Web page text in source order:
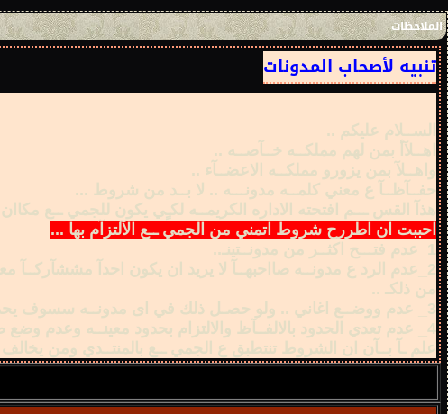
الملاحظات
تنبيه لأصحاب المدونات
الســلام عليكم ..
اهــلآأ بمن لهم مملكــه خــآصــه ..
واهــلآ بمن يزورو مملكــه الاعضــآء ..
حفــآظــآ ع معني كلمــه مدونـــه .. لا بــد من شروط ...
هذآ القس ـــم افتحته الاداره الكريمــه لكـٍي يكون للجمي ــع
احببت ان اطررح شروط اتمني من الجمي ــع الآلتزآم بها ...
1_عدم فتـــح اكثــر من مدونــتينـ..
2_عدم الرد ع مدونــه صااحبهــآ لا يريد ان يكون احدآ
من ذلكـ ..
3_ عدم ووضــع اغاني .. ولو حصـل ذلك في اى مدونــه سسوف يحذف دون الرجووع لصااحب المدونـــه ..
4_ عدم تعدي الحدود بالالفــآظ والالتزام بحدود معينــه وعدم وضع صووره خالعــه وما شابهها سوف يحذف دون الرجوع للصاحب الموضوع ..
علم ـآ بــآن ان الشروط تنتطبق ع الجمي ــع بالمنتــدي ومن